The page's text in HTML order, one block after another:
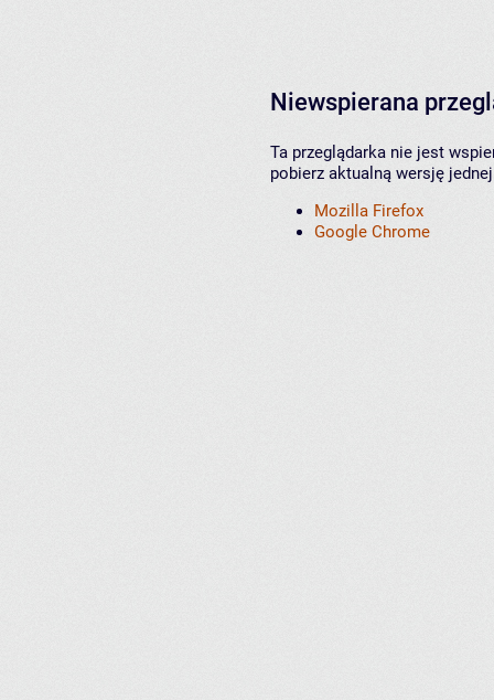
Niewspierana
Ta przeglądarka nie jest
pobierz aktualną wersję
Mozilla Firefox
Google Chrome